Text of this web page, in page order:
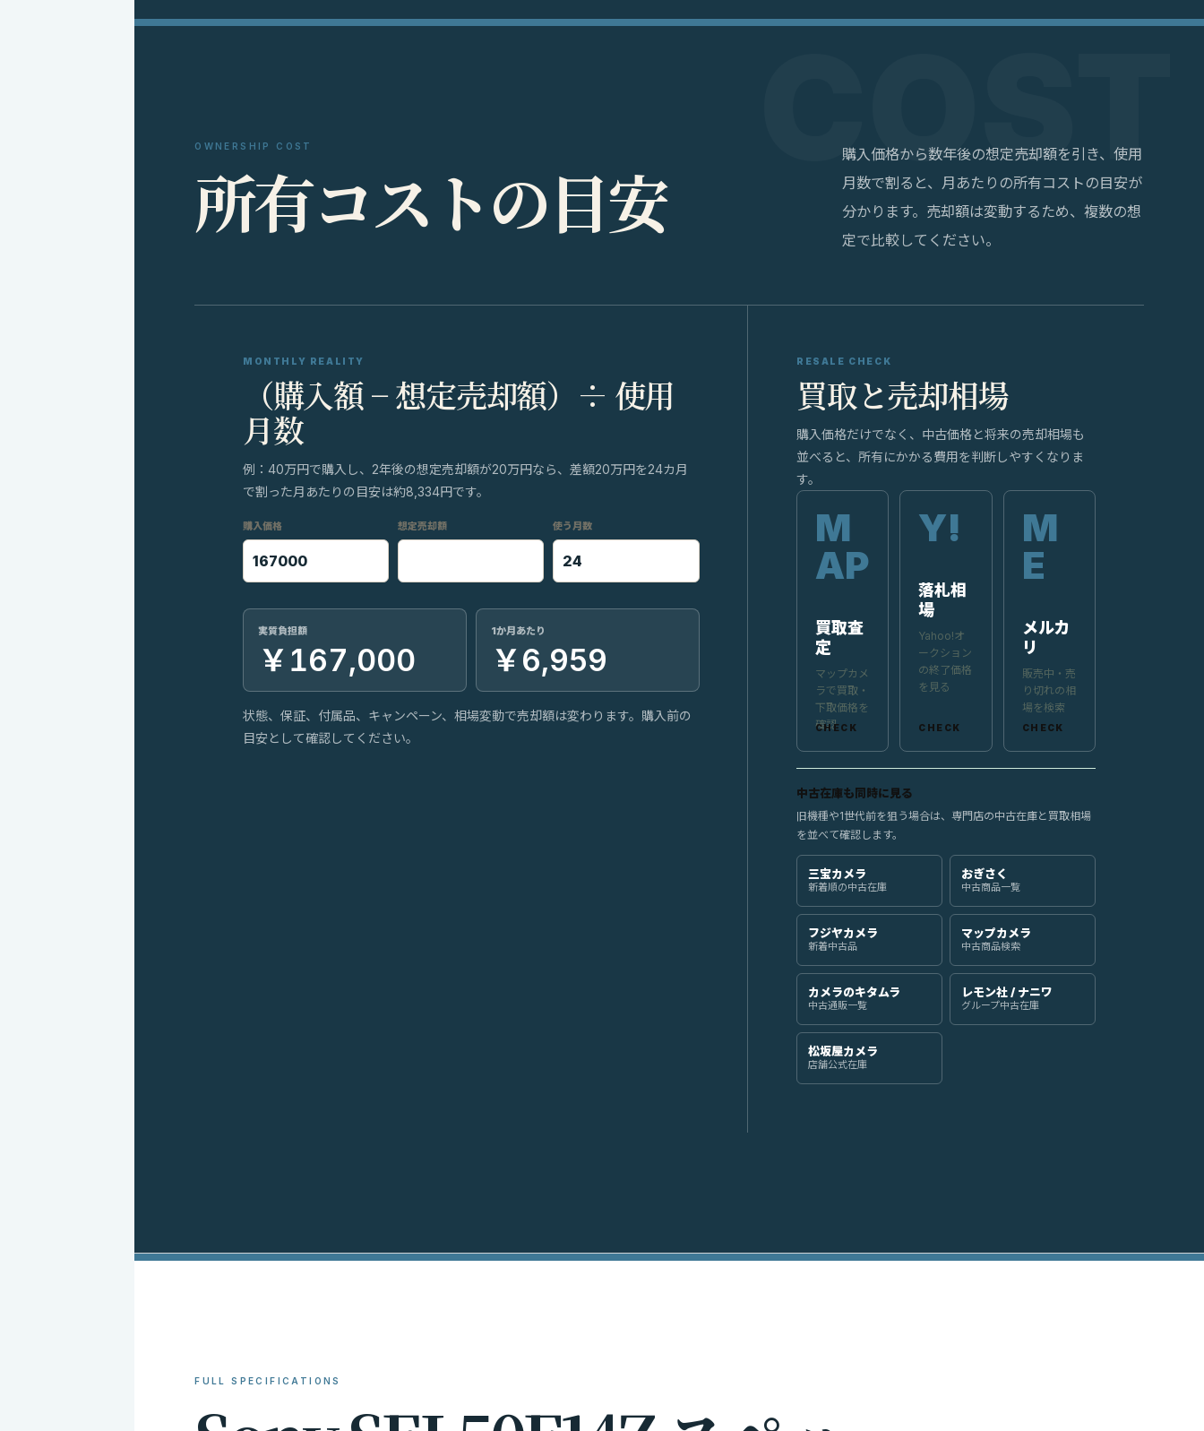
OWNERSHIP COST
所有コス トの目安
購入価格から数年後の想定売却額を引き、使用
月数で割ると、月あたりの所有コストの目安が
分かります。売却額は変動するため、複数の想
定で比較してください。
MONTHLY REALITY
（購入額 − 想定売却額）÷ 使用
月数
例：40万円で購入し、2年後の想定売却額が20万円なら、差額20万円を24カ月
で割った月あたりの目安は約8,334円です。
購入価格 想定売却額 使う月数
実質負担額
￥167,000
1か月あたり
￥6,959
状態、保証、付属品、キャンペーン、相場変動で売却額は変わります。購入前の
目安として確認してください。
RESALE CHECK
買取と売却相場
購入価格だけでなく、中古価格と将来の売却相場も
並べると、所有にかかる費用を判断しやすくなりま
す。
買取査
定
マップカメ
ラで買取・
下取価格を
確認
落札相
場
Yahoo!オ
ークション
の終了価格
を見る
メルカ
リ
販売中・売
り切れの相
場を検索
中古在庫も同時に見る
旧機種や1世代前を狙う場合は、専門店の中古在庫と買取相場
を並べて確認します。
三宝カメラ
新着順の中古在庫
おぎさく
中古商品一覧
フジヤカメラ
新着中古品
マップカメラ
中古商品検索
カメラのキタムラ
中古通販一覧
レモン社 / ナニワ
グループ中古在庫
松坂屋カメラ
店舗公式在庫
FULL SPECIFICATIONS